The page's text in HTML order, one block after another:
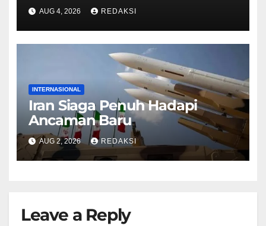
AUG 4, 2026 REDAKSI
INTERNASIONAL
Iran Siaga Penuh Hadapi
Ancaman Baru
AUG 2, 2026 REDAKSI
Leave a Reply